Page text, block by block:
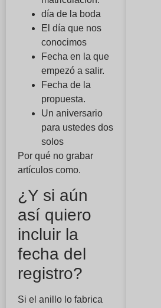
día de la boda
El día que nos
conocimos
Fecha en la que
empezó a salir.
Fecha de la
propuesta.
Un aniversario
para ustedes dos
solos
Por qué no grabar
artículos como.
¿Y si aún
así quiero
incluir la
fecha del
registro?
Si el anillo lo fabrica